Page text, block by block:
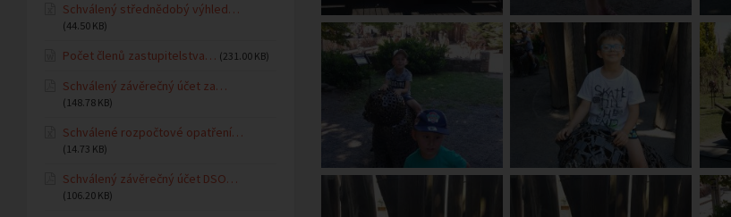
Schválený střednědobý výhled…
(44.50 KB)
Počet členů zastupitelstva… (231.00 KB)
Schválený závěrečný účet za…
(148.78 KB)
Schválené rozpočtové opatření…
(14.73 KB)
Schválený závěrečný účet DSO…
(106.20 KB)